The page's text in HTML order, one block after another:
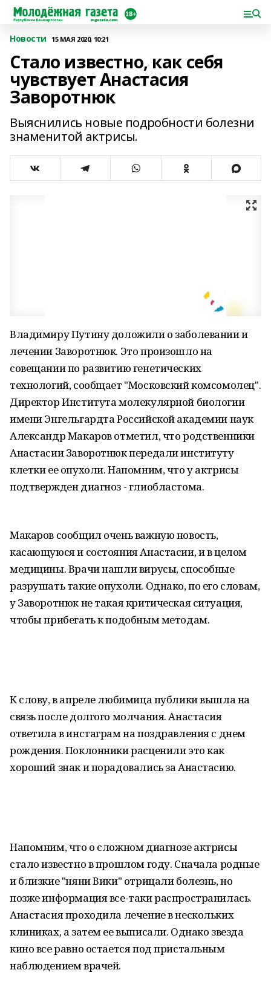
Новости 15 МАЯ 2020, 10:21
Стало известно, как себя
чувствует Анастасия
Заворотнюк
Выяснились новые подробности болезни
знаменитой актрисы.
Владимиру Путину доложили о заболевании и
лечении Заворотнюк. Это произошло на
совещании по развитию генетических
технологий, сообщает "Московский комсомолец".
Директор Института молекулярной биологии
имени Энгельгардта Российской академии наук
Александр Макаров отметил, что родственники
Анастасии Заворотнюк передали институту
клетки ее опухоли. Напомним, что у актрисы
подтвержден диагноз - глиобластома.
Макаров сообщил очень важную новость,
касающуюся и состояния Анастасии, и в целом
медицины. Врачи нашли вирусы, способные
разрушать такие опухоли. Однако, по его словам,
у Заворотнюк не такая критическая ситуация,
чтобы прибегать к подобным методам.
К слову, в апреле любимица публики вышла на
связь после долгого молчания. Анастасия
ответила в инстаграм на поздравления с днем
рождения. Поклонники расценили это как
хороший знак и порадовались за Анастасию.
Напомним, что о сложном диагнозе актрисы
стало известно в прошлом году. Сначала родные
и близкие "няни Вики" отрицали болезнь, но
позже информация все-таки распространилась.
Анастасия проходила лечение в нескольких
клиниках, а затем ее выписали. Однако звезда
кино все равно остается под пристальным
наблюдением врачей.